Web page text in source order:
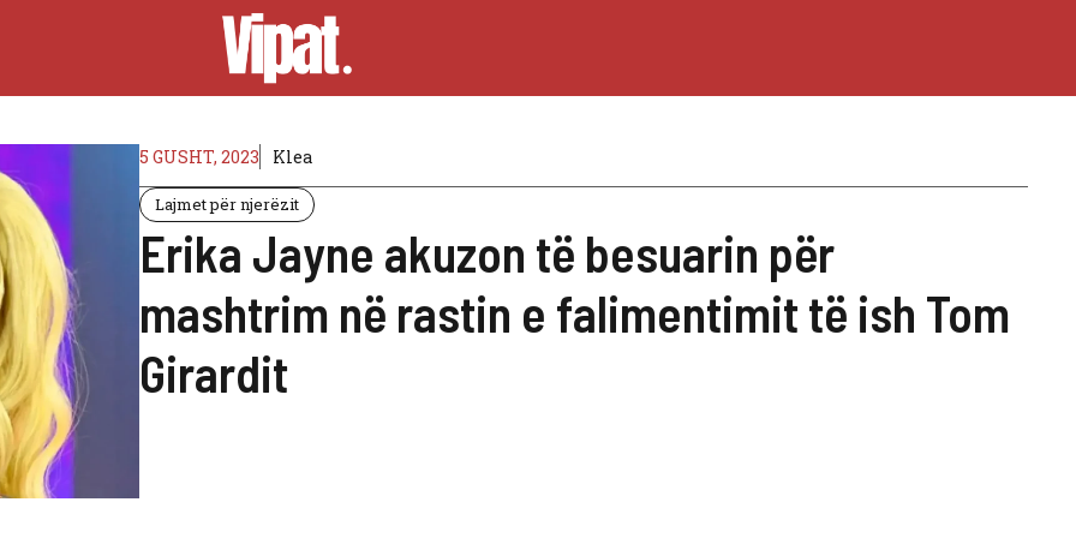
5 GUSHT, 2023 Klea
Lajmet për njerëzit
Erika Jayne akuzon të besuarin për
mashtrim në rastin e falimentimit të ish Tom
Girardit